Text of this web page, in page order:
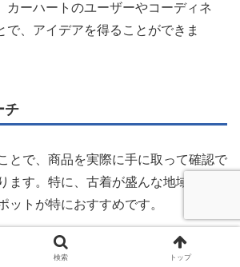
カーハートのユーザーやコーディネ
で、アイデアを得ることができま
チ
とで、商品を実際に手に取って確認で
ます。特に、古着が盛んな地域として
ットが特におすすめです。
古着文化が息づくエリアで、カーハ
検索 トップ